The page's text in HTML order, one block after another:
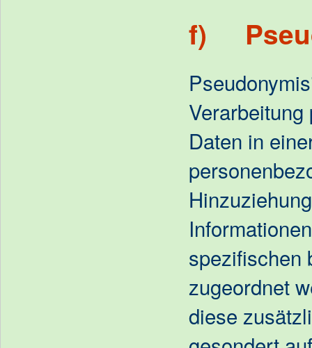
f)
Daten in
spezifischen
zugeordnet
diese